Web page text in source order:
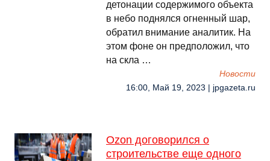
детонации содержимого объекта
в небо поднялся огненный шар,
обратил внимание аналитик. На
этом фоне он предположил, что
на скла …
Новости
16:00, Май 19, 2023 | jpgazeta.ru
Ozon договорился о
строительстве еще одного